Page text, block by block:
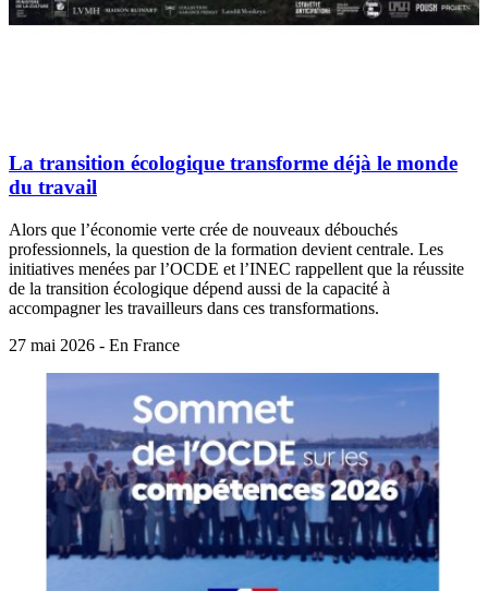
La transition écologique transforme déjà le monde
du travail
Alors que l’économie verte crée de nouveaux débouchés
professionnels, la question de la formation devient centrale. Les
initiatives menées par l’OCDE et l’INEC rappellent que la réussite
de la transition écologique dépend aussi de la capacité à
accompagner les travailleurs dans ces transformations.
27 mai 2026 - En France